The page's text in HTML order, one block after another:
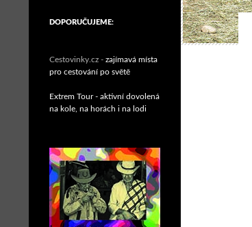
DOPORUČUJEME:
Cestovinky.cz - zajímavá místa
pro cestování po světě
Extrem Tour - aktivní dovolená
na kole, na horách i na lodi